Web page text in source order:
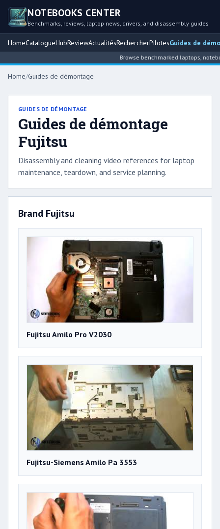
NOTEBOOKS CENTER
Benchmarks, reviews, laptop news, drivers, and disassembly guides
HomeCatalogueHubReviewActualitésRechercherPilotesGuides de
Browse benchmarked laptops,
Home/Guides de démontage
GUIDES DE DÉMONTAGE
Guides de démontage
Fujitsu
Disassembly and cleaning video references for laptop
maintenance, teardown, and service planning.
Brand Fujitsu
Fujitsu Amilo Pro V2030
Fujitsu-Siemens Amilo Pa 3553